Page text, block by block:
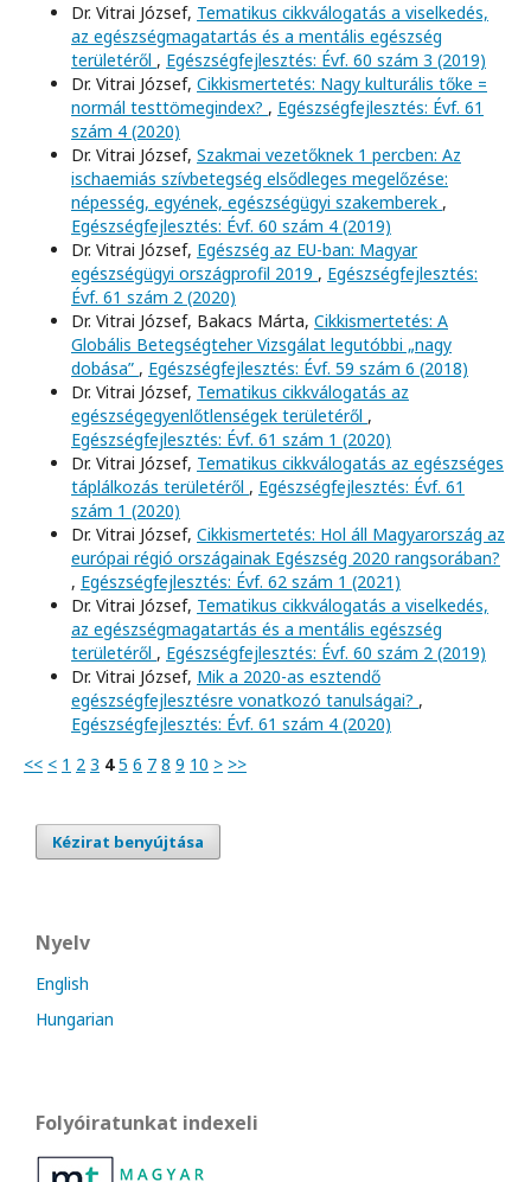
Dr. Vitrai József, Tematikus cikkválogatás a viselkedés,
az egészségmagatartás és a mentális egészség
területéről , Egészségfejlesztés: Évf. 60 szám 3 (2019)
Dr. Vitrai József, Cikkismertetés: Nagy kulturális tőke =
normál testtömegindex? , Egészségfejlesztés: Évf. 61
szám 4 (2020)
Dr. Vitrai József, Szakmai vezetőknek 1 percben: Az
ischaemiás szívbetegség elsődleges megelőzése:
népesség, egyének, egészségügyi szakemberek ,
Egészségfejlesztés: Évf. 60 szám 4 (2019)
Dr. Vitrai József, Egészség az EU-ban: Magyar
egészségügyi országprofil 2019 , Egészségfejlesztés:
Évf. 61 szám 2 (2020)
Dr. Vitrai József, Bakacs Márta, Cikkismertetés: A
Globális Betegségteher Vizsgálat legutóbbi „nagy
dobása” , Egészségfejlesztés: Évf. 59 szám 6 (2018)
Dr. Vitrai József, Tematikus cikkválogatás az
egészségegyenlőtlenségek területéről ,
Egészségfejlesztés: Évf. 61 szám 1 (2020)
Dr. Vitrai József, Tematikus cikkválogatás az egészséges
táplálkozás területéről , Egészségfejlesztés: Évf. 61
szám 1 (2020)
Dr. Vitrai József, Cikkismertetés: Hol áll Magyarország az
európai régió országainak Egészség 2020 rangsorában?
, Egészségfejlesztés: Évf. 62 szám 1 (2021)
Dr. Vitrai József, Tematikus cikkválogatás a viselkedés,
az egészségmagatartás és a mentális egészség
területéről , Egészségfejlesztés: Évf. 60 szám 2 (2019)
Dr. Vitrai József, Mik a 2020-as esztendő
egészségfejlesztésre vonatkozó tanulságai? ,
Egészségfejlesztés: Évf. 61 szám 4 (2020)
<< < 1 2 3 4 5 6 7 8 9 10 > >>
Kézirat benyújtása
Nyelv
English
Hungarian
Folyóiratunkat indexeli